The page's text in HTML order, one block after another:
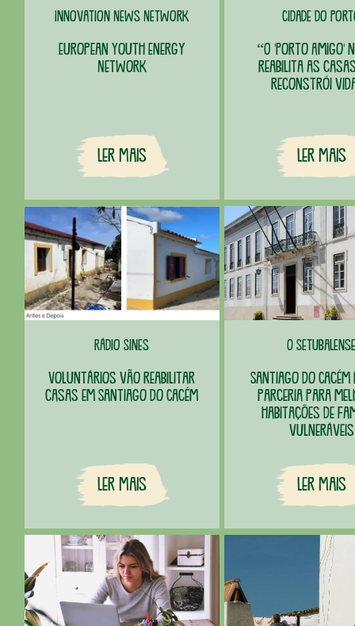
Innovation News Network
European Youth Energy
Network
Ler Mais
Cidade do
“O 'Porto Amigo'
reabilita as
reconstrói
Ler Mais
Rádio Sines
Voluntários vão reabilitar
casas em Santiago do Cacém
Ler Mais
O
Santiago do
parceria para
habitações de
vulneráveis
Ler Mais